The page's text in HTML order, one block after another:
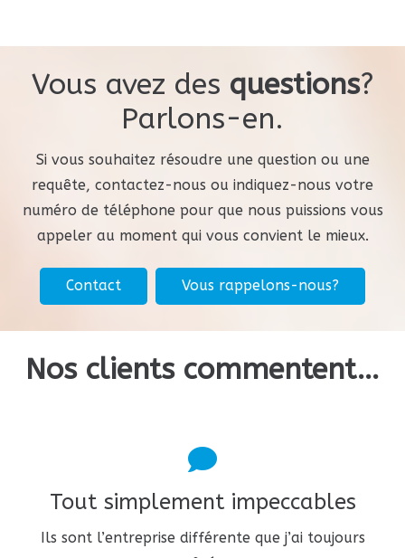
Vous avez des questions?
Parlons-en.
Si vous souhaitez résoudre une question ou une
requête, contactez-nous ou indiquez-nous votre
numéro de téléphone pour que nous puissions vous
appeler au moment qui vous convient le mieux.
Contact Vous rappelons-nous?
Nos clients commentent…
Tout simplement impeccables
Ils sont l’entreprise différente que j’ai toujours